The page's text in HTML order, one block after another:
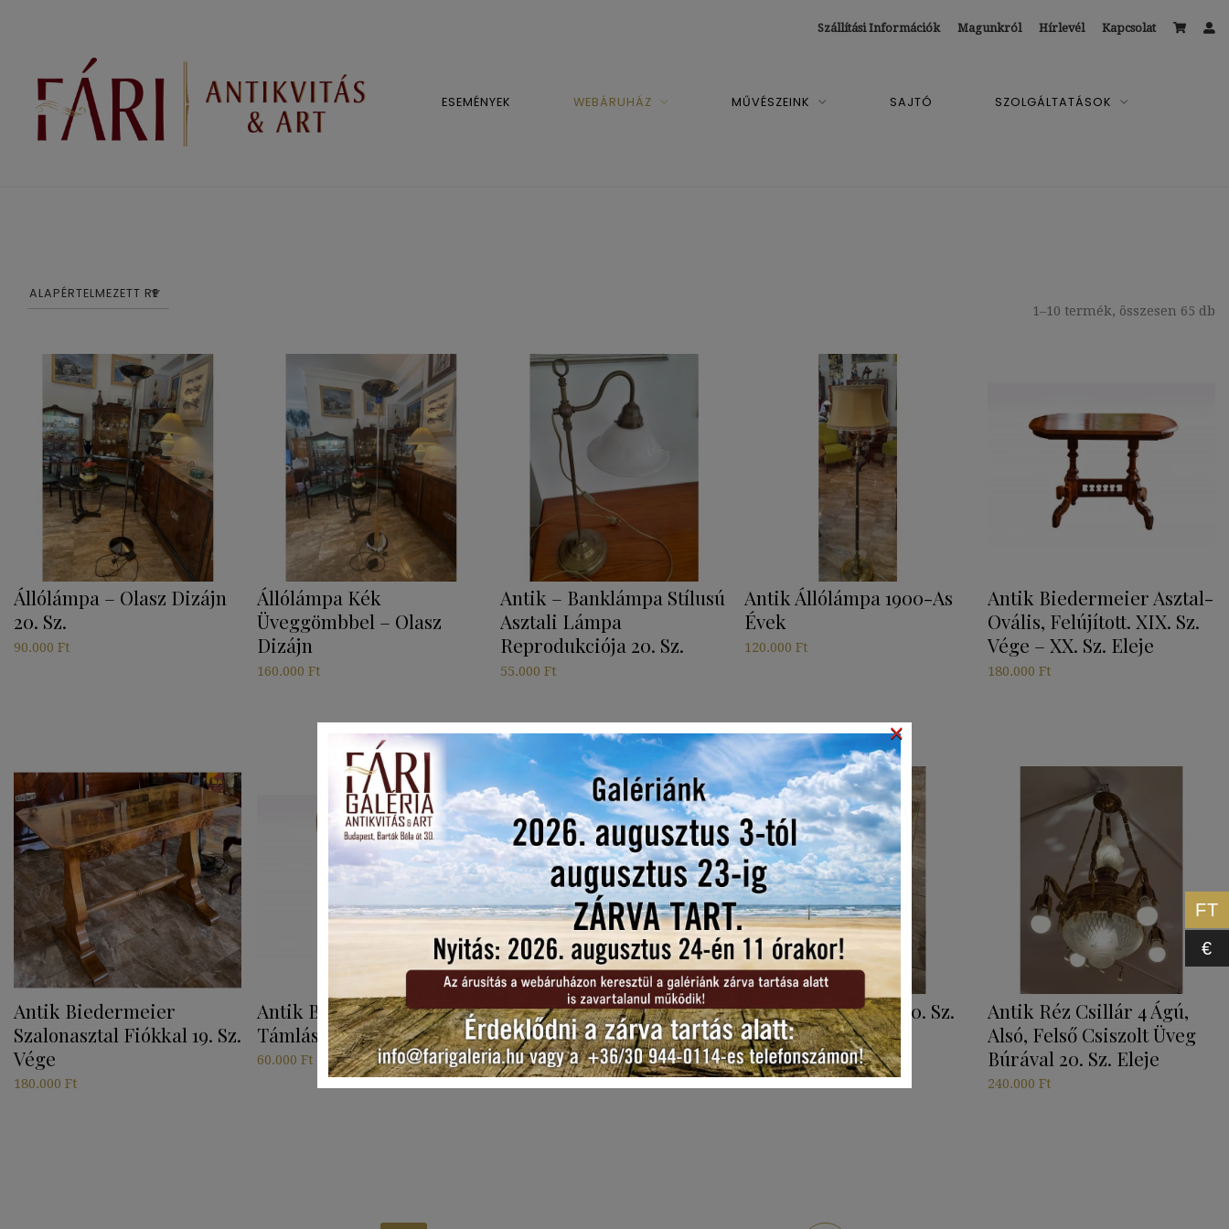
Szállítási Információk Magunkról Hírlevél Kapcsolat
ESEMÉNYEK WEBÁRUHÁZ MŰVÉSZEINK SAJTÓ SZOLGÁLTATÁSOK
1–10 termék, összesen 65 db
Állólámpa – Olasz Dizájn
20. Sz.
90.000 Ft
Állólámpa Kék
Üveggömbbel – Olasz
Dizájn
160.000Ft
Antik – Banklámpa Stílusú
Asztali Lámpa
Reprodukciója 20. Sz.
55.000Ft
Antik Állólámpa 1900-As
Évek
120.000 Ft
Antik Biedermeier Asztal-
Ovális, Felújított. XIX. Sz.
Vége – XX. Sz. Eleje
180.000 Ft
Antik Biedermeier
Szalonasztal Fiókkal 19. Sz.
Vége
180.000 Ft
Antik Biedermeier
Támlás Szék 19. Sz Közepe
60.000Ft
Antik Jellegű Vitrines
Szekrény 20. Sz. Eleje
180.000Ft
Antik Posztamens 20. Sz.
110.000Ft
Antik Réz Csillár 4 Ágú,
Alsó, Felső Csiszolt Üveg
Búrával 20. Sz. Eleje
240.000 Ft
FT
€
×